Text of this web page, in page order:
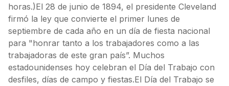
horas.)El 28 de junio de 1894, el presidente Cleveland
firmó la ley que convierte el primer lunes de
septiembre de cada año en un día de fiesta nacional
para "honrar tanto a los trabajadores como a las
trabajadoras de este gran país”. Muchos
estadounidenses hoy celebran el Día del Trabajo con
desfiles, días de campo y fiestas.El Día del Trabajo se